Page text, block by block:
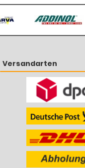
Versandarten